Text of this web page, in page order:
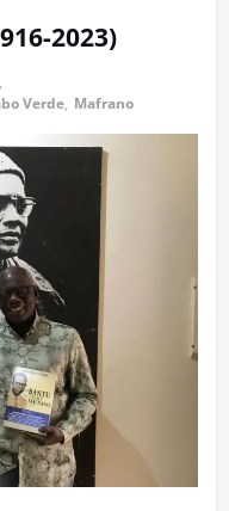
2023)
Verde, Mafrano